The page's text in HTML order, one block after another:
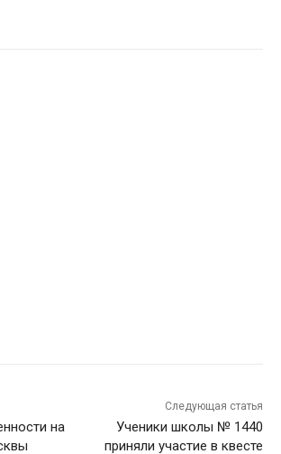
на
Следующая статья
Ученики школы № 1440
приняли участие в квесте